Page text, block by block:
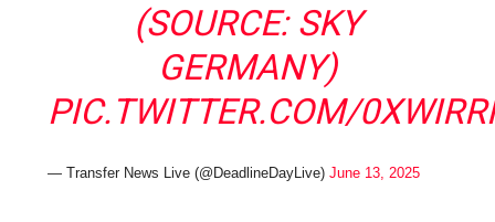
(SOURCE: SKY
GERMANY)
PIC.TWITTER.COM/
— Transfer News Live (@DeadlineDayLive) June 13, 2025